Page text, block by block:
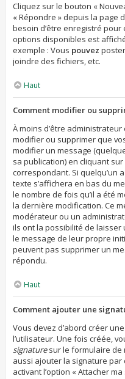
Cliquez sur le bouton «
« Répondre » depuis la page
besoin d’être enregistré pour
options disponibles est
exemple : Vous pouvez
joindre des fichiers, etc.
Haut
Comment modifier ou
À moins d’être
modifier ou supprimer que
modifier un message
sa publication) en cliquant
correspondant. Si quelqu’un
texte s’affichera en bas du
le nombre de fois qu’il a été
la dernière modification. Ce
modérateur ou un
ils ont la possibilité de laisser
le message de leur propre
peuvent pas supprimer un
répondu.
Haut
Comment ajouter une
Vous devez d’abord créer
l’utilisateur. Une fois créée,
signaturesur le formulaire de
aussi ajouter la signature
activant l’option « Attacher